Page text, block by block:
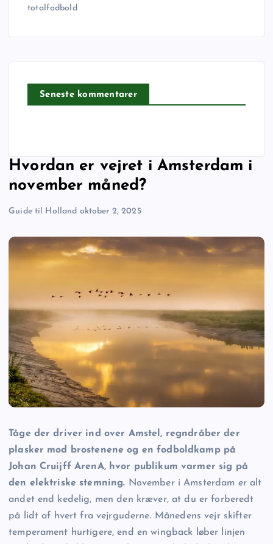
totalfodbold
Seneste kommentarer
Hvordan er vejret i Amsterdam i
november måned?
Guide til Holland oktober 2, 2025
Tåge der driver ind over Amstel, regndråber der
plasker mod brostenene og en fodboldkamp på
Johan Cruijff ArenA, hvor publikum varmer sig på
den elektriske stemning. November i Amsterdam er alt
andet end kedelig, men den kræver, at du er forberedt
på lidt af hvert fra vejrguderne. Månedens vejr skifter
temperament hurtigere, end en wingback løber linjen